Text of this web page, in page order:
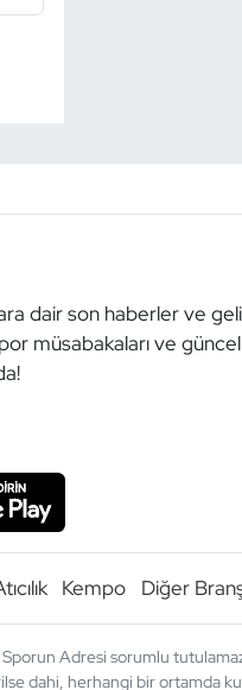
dair son haberler ve
müsabakaları ve
Kempo Diğer
Adresi sorumlu
dahi, herhangi bir ortamda